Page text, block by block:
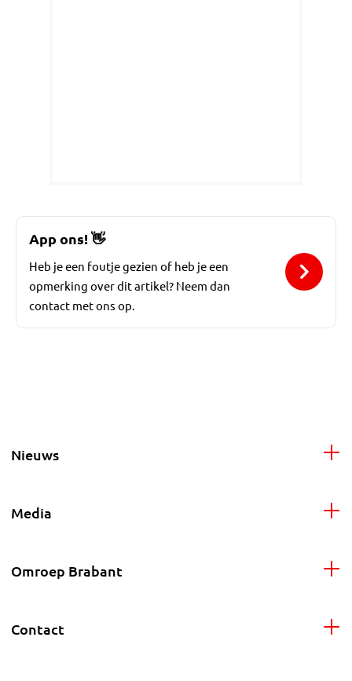
App ons! 👋
Heb je een foutje gezien of heb je een
opmerking over dit artikel? Neem dan
contact met ons op.
Nieuws
Media
Omroep Brabant
Contact